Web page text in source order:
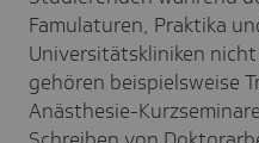
Famulaturen, Praktika
Universitätskliniken
gehören beispielsweise
Anästhesie-